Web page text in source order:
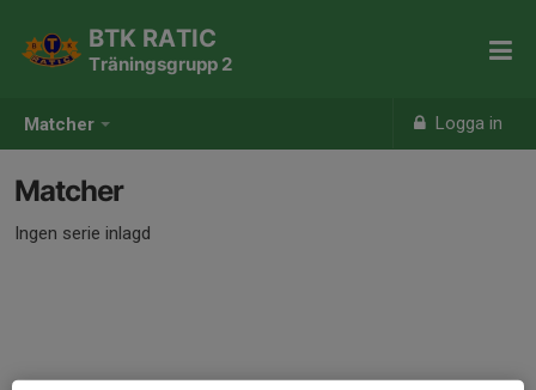
Matcher Logga in
BTK RATIC
Träningsgrupp 2
Matcher
Ingen serie inlagd